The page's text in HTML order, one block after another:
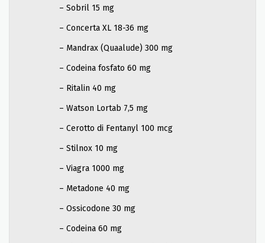
– Sobril 15 mg
– Concerta XL 18-36 mg
– Mandrax (Quaalude) 300 mg
– Codeina fosfato 60 mg
– Ritalin 40 mg
– Watson Lortab 7,5 mg
– Cerotto di Fentanyl 100 mcg
– Stilnox 10 mg
– Viagra 1000 mg
– Metadone 40 mg
– Ossicodone 30 mg
– Codeina 60 mg